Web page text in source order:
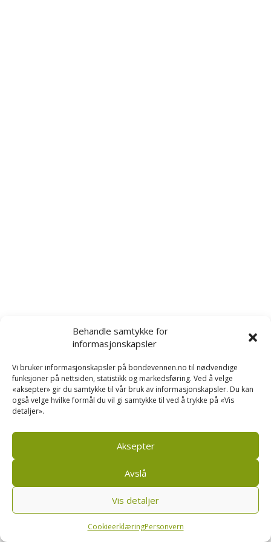
Behandle samtykke for
informasjonskapsler
Vi bruker informasjonskapsler på bondevennen.no til nødvendige
funksjoner på nettsiden, statistikk og markedsføring. Ved å velge
«aksepter» gir du samtykke til vår bruk av informasjonskapsler. Du kan
også velge hvilke formål du vil gi samtykke til ved å trykke på «Vis
detaljer».
Aksepter
Avslå
Vis detaljer
CookieerklæringPersonvern